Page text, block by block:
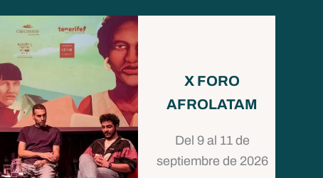
X FORO
AFROLATAM
Del 9 al 11 de
septiembre de 2026